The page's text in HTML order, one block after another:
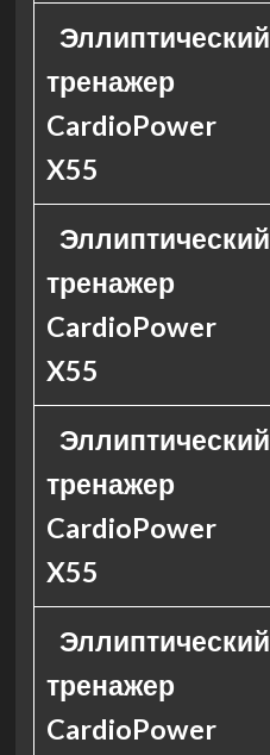
Эллиптический
тренажер
CardioPower
X55
Эллиптический
тренажер
CardioPower
X55
Эллиптический
тренажер
CardioPower
X55
Эллиптический
тренажер
CardioPower